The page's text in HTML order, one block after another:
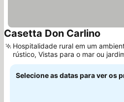
Casetta Don Carlino
Hospitalidade rural em um
rústico, Vistas para o mar ou
Selecione as datas para ver os